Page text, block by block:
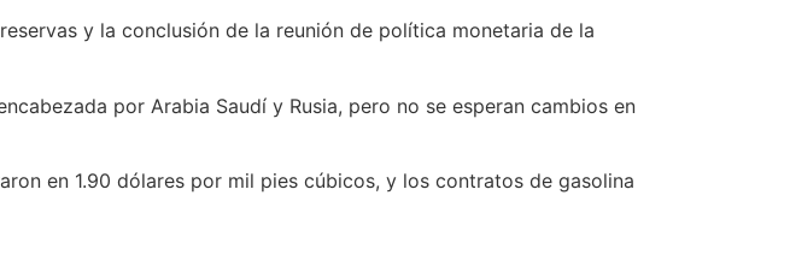
y la conclusión de la reunión de política monetaria de la
por Arabia Saudí y Rusia, pero no se esperan cambios en
en 1.90 dólares por mil pies cúbicos, y los contratos de gasolina